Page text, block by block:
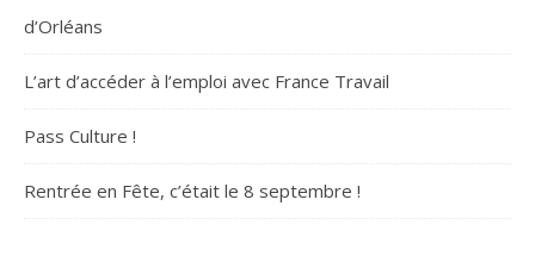
d’Orléans
L’art d’accéder à l’emploi avec France Travail
Pass Culture !
Rentrée en Fête, c’était le 8 septembre !